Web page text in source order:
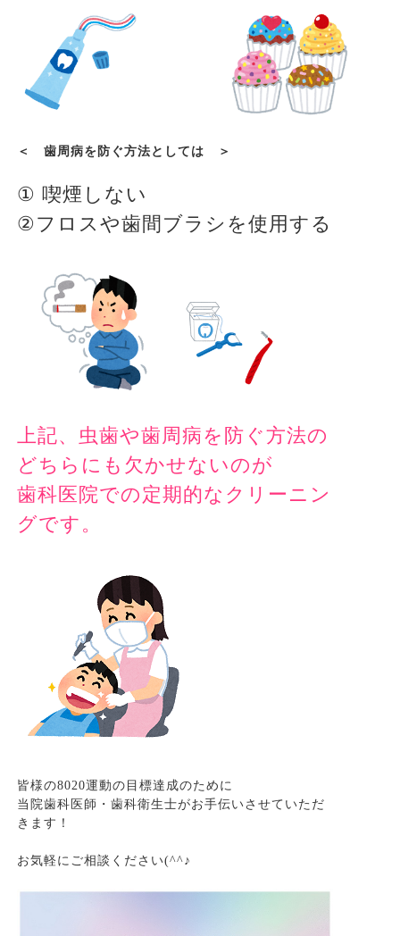
＜ 歯周病を防ぐ方法としては ＞
① 喫煙しない
② フロスや歯間ブラシを使用する
上記、虫歯や歯周病を防ぐ方法の
どちらにも欠かせないのが
歯科医院での定期的なクリーニン
グです。
皆様の8020運動の目標達成のために
当院歯科医師・歯科衛生士がお手伝いさせていただ
きます！
お気軽にご相談ください(^^♪